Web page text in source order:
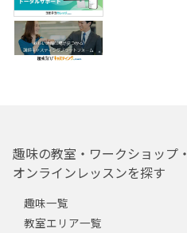
趣味の教室・ワークショップ・
オンラインレッスンを探す
趣味一覧
教室エリア一覧